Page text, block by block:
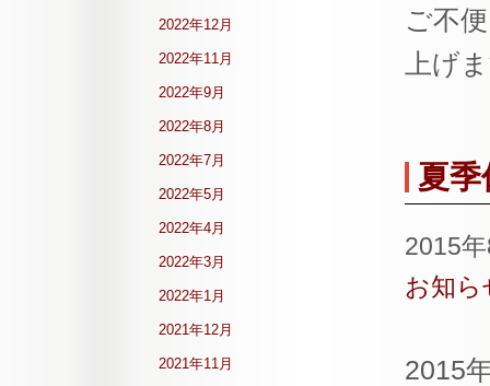
ご不
上げ
夏
2015
お知ら
2015
2022年12月
2022年11月
2022年9月
2022年8月
2022年7月
2022年5月
2022年4月
2022年3月
2022年1月
2021年12月
2021年11月